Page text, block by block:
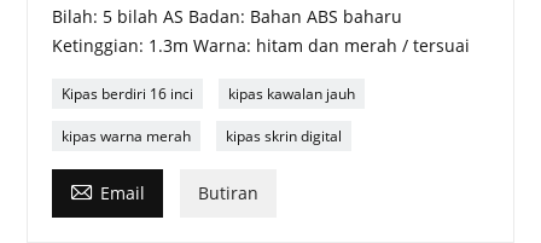
Bilah: 5 bilah AS Badan: Bahan ABS baharu
Ketinggian: 1.3m Warna: hitam dan merah / tersuai
Kipas berdiri 16 inci kipas kawalan jauh
kipas warna merah kipas skrin digital
 Email Butiran